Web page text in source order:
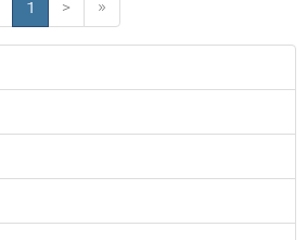
1 > »